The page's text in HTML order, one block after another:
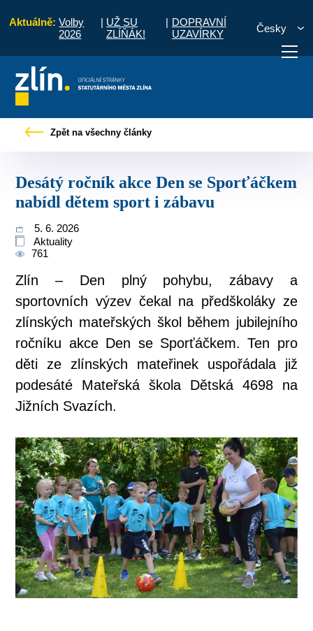
Aktuálně: Volby
2026
| UŽ SU
ZLÍŇÁK!
| DOPRAVNÍ
UZAVÍRKY
Česky
vyřídit Potřebuji zaplatit
Zpět na všechny články
Desátý ročník akce Den se Sporťáčkem
nabídl dětem sport i zábavu
5. 6. 2026
Aktuality
761
Zlín – Den plný pohybu, zábavy a
sportovních výzev čekal na předškoláky ze
zlínských mateřských škol během jubilejního
ročníku akce Den se Sporťáčkem. Ten pro
děti ze zlínských mateřinek uspořádala již
podesáté Mateřská škola Dětská 4698 na
Jižních Svazích.